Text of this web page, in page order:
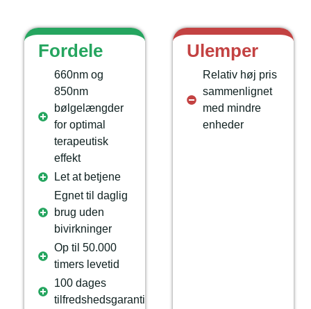
Fordele
660nm og
850nm
bølgelængder
for optimal
terapeutisk
effekt
Let at betjene
Egnet til daglig
brug uden
bivirkninger
Op til 50.000
timers levetid
100 dages
tilfredshedsgaranti
Ulemper
Relativ høj pris
sammenlignet
med mindre
enheder